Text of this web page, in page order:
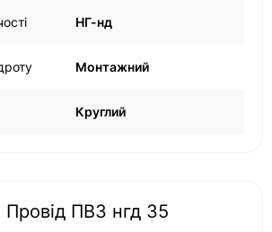
НГ-нд
Монтажний
Круглий
Провід ПВ3 нгд 35